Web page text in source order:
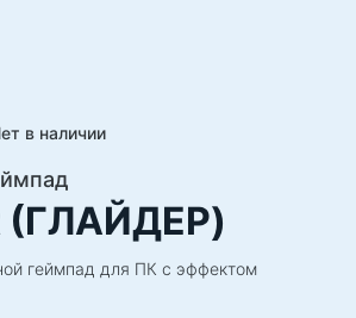
в наличии
(ГЛАЙДЕР)
геймпад для ПК с эффектом